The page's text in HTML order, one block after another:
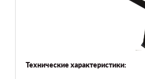
Технические характеристики: